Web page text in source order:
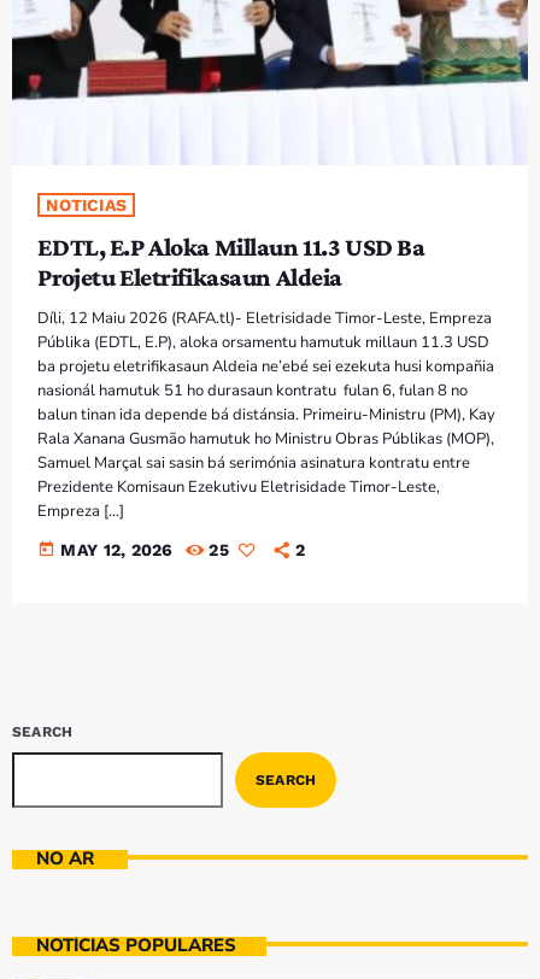
PROGRAMA SIRA
VÍDEO SIRA
EVENTU SIRA
KONTAKTU SIRA
TÉTUM
TÉTUM
PORTUGUÊS
PRÓXIMOS PROGRAMAS
NOTICIAS
EDTL, E.P Aloka Millaun 11.3 USD Ba
Projetu Eletrifikasaun Aldeia
Díli, 12 Maiu 2026 (RAFA.tl)- Eletrisidade Timor-Leste, Empreza
Públika (EDTL, E.P), aloka orsamentu hamutuk millaun 11.3 USD
ba projetu eletrifikasaun Aldeia ne’ebé sei ezekuta husi kompañia
nasionál hamutuk 51 ho durasaun kontratu fulan 6, fulan 8 no
balun tinan ida depende bá distánsia. Primeiru-Ministru (PM), Kay
Rala Xanana Gusmão hamutuk ho Ministru Obras Públikas (MOP),
Samuel Marçal sai sasin bá serimónia asinatura kontratu entre
Prezidente Komisaun Ezekutivu Eletrisidade Timor-Leste,
Empreza […]
today MAY 12, 2026 25 2
SEARCH
SEARCH
NO AR
NOTÍCIAS POPULARES